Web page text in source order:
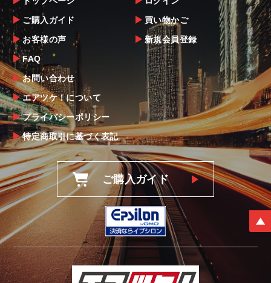
ご購入ガイド
お客様の声
FAQ
お問い合わせ
エアツケ！について
プライバシーポリシー
特定商取引に基づく表記
買い物かご
新規会員登録
ご購入ガイド